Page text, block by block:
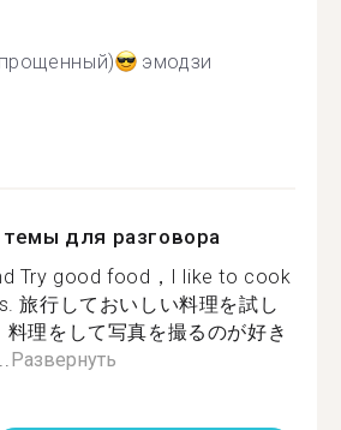
эмодзи
для разговора
Try good food，I like to cook
旅行しておいしい料理を試し
理をして写真を撮るのが好き
Развернуть